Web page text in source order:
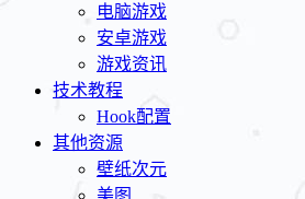
电脑游戏
安卓游戏
游戏资讯
技术教程
Hook配置
其他资源
壁纸次元
美图